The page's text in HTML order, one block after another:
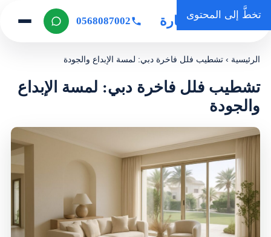
تخطَّ إلى المحتوى
روضة المنارة 0568087002
الرئيسية ›تشطيب فلل فاخرة دبي: لمسة الإبداع والجودة
تشطيب فلل فاخرة دبي: لمسة الإبداع
والجودة